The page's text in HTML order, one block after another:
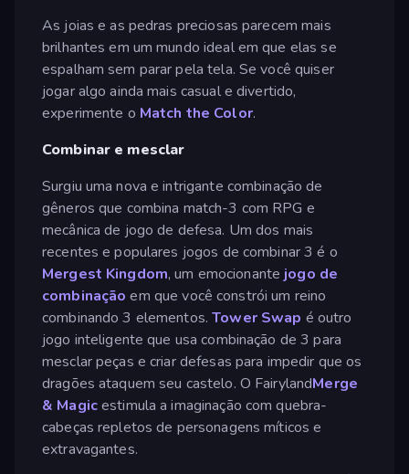
As joias e as pedras preciosas parecem mais
brilhantes em um mundo ideal em que elas se
espalham sem parar pela tela. Se você quiser
jogar algo ainda mais casual e divertido,
experimente o Match the Color.
Combinar e mesclar
Surgiu uma nova e intrigante combinação de
gêneros que combina match-3 com RPG e
mecânica de jogo de defesa. Um dos mais
recentes e populares jogos de combinar 3 é o
Mergest Kingdom, um emocionante jogo de
combinaçãoem que você constrói um reino
combinando 3 elementos.Tower Swap é outro
jogo inteligente que usa combinação de 3 para
mesclar peças e criar defesas para impedir que os
dragões ataquem seu castelo. O FairylandMerge
& Magicestimula a imaginação com quebra-
cabeças repletos de personagens míticos e
extravagantes.